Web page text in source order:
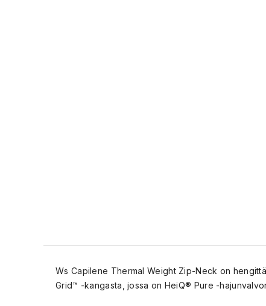
Ws Capilene Thermal Weight Zip-Neck on
Grid™ -kangasta, jossa on HeiQ® Pure -